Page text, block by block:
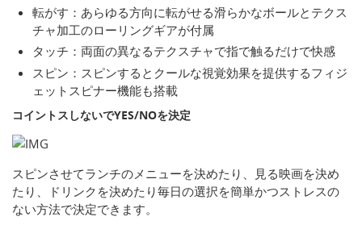
転がす：あらゆる方向に転がせる滑らかなボールとテクス
チャ加工のローリングギアが付属
タッチ：両面の異なるテクスチャで指で触るだけで快感
スピン：スピンするとクールな視覚効果を提供するフィジ
ェットスピナー機能も搭載
コイントスしないでYES/NOを決定
スピンさせてランチのメニューを決めたり、見る映画を決め
たり、ドリンクを決めたり毎日の選択を簡単かつストレスの
ない方法で決定できます。